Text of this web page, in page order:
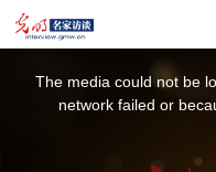
The media could not be
network failed or